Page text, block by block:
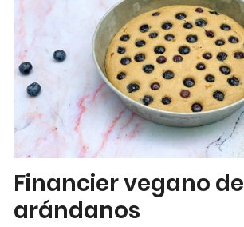
Financier vegano de
arándanos